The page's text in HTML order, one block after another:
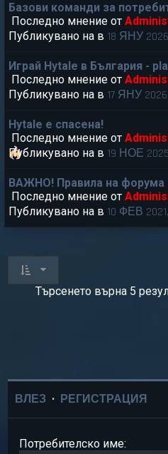
Базови команди за
Последно мнение от
Публикувано на в 18 ЯНУ
Играй Hytale в България -
Последно мнение от
Публикувано на в 17 ЯНУ
Hytale е спасена!
Последно мнение от
Публикувано на в 19 НОЕ
ВАЖНО! Правила на форума
Последно мнение от
Публикувано на в 10 ФЕВ
Търсенето върна 5
ВЛЕЗ • РЕГИСТРАЦИЯ
Потребителско име: